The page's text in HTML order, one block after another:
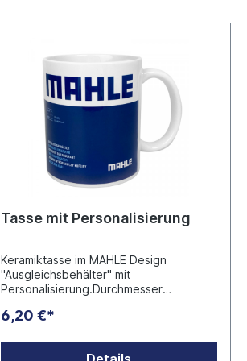
Tasse mit Personalisierung
Keramiktasse im MAHLE Design
"Ausgleichsbehälter" mit
Personalisierung.Durchmesser
möglich! Hersteller: Plan Concept GmbH
info@werbeartikel.tv
6,20 €*